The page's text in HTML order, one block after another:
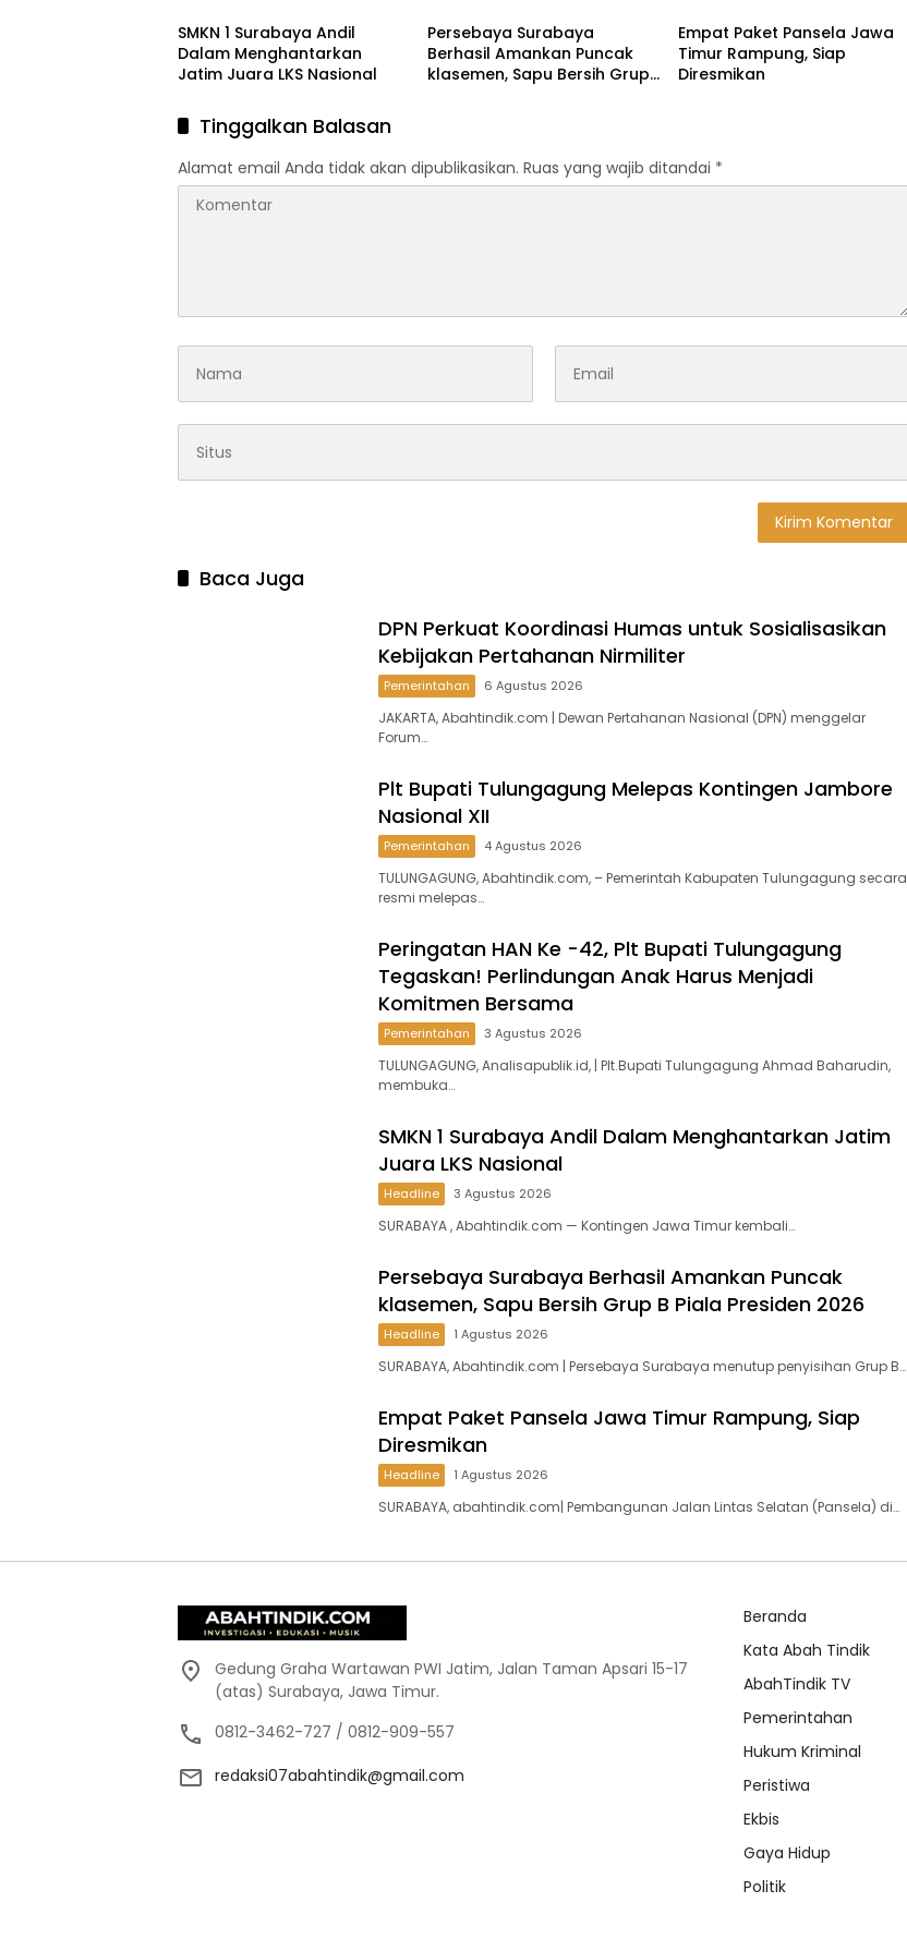
SMKN 1 Surabaya Andil
Dalam Menghantarkan
Jatim Juara LKS Nasional
Persebaya Surabaya
Berhasil Amankan Puncak
klasemen, Sapu Bersih Grup
Empat Paket Pansela Jawa
Timur Rampung, Siap
Diresmikan
Tinggalkan Balasan
Alamat email Anda tidak akan dipublikasikan. Ruas yang wajib ditandai *
Baca Juga
DPN Perkuat Koordinasi Humas untuk Sosialisasikan
Kebijakan Pertahanan Nirmiliter
Pemerintahan 6 Agustus 2026
JAKARTA, Abahtindik.com | Dewan Pertahanan Nasional (DPN) menggelar
Forum…
Plt Bupati Tulungagung Melepas Kontingen Jambore
Nasional XII
Pemerintahan 4 Agustus 2026
TULUNGAGUNG, Abahtindik.com, – Pemerintah Kabupaten Tulungagung secara
resmi melepas…
Peringatan HAN Ke -42, Plt Bupati Tulungagung
Tegaskan! Perlindungan Anak Harus Menjadi
Komitmen Bersama
Pemerintahan 3 Agustus 2026
TULUNGAGUNG, Analisapublik.id, | Plt.Bupati Tulungagung Ahmad Baharudin,
membuka…
SMKN 1 Surabaya Andil Dalam Menghantarkan Jatim
Juara LKS Nasional
Headline 3 Agustus 2026
SURABAYA , Abahtindik.com — Kontingen Jawa Timur kembali…
Persebaya Surabaya Berhasil Amankan Puncak
klasemen, Sapu Bersih Grup B Piala Presiden 2026
Headline 1 Agustus 2026
SURABAYA, Abahtindik.com | Persebaya Surabaya menutup penyisihan Grup B…
Empat Paket Pansela Jawa Timur Rampung, Siap
Diresmikan
Headline 1 Agustus 2026
SURABAYA, abahtindik.com| Pembangunan Jalan Lintas Selatan (Pansela) di…
Gedung Graha Wartawan PWI Jatim, Jalan Taman Apsari 15-17
(atas) Surabaya, Jawa Timur.
0812-3462-727 / 0812-909-557
redaksi07abahtindik@gmail.com
Beranda
Kata Abah Tindik
AbahTindik TV
Pemerintahan
Hukum Kriminal
Peristiwa
Ekbis
Gaya Hidup
Politik